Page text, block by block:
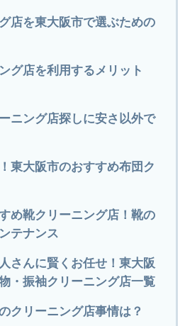
店を東大阪市で選ぶための
グ店を利用するメリット
ニング店探しに安さ以外で
東大阪市のおすすめ布団ク
め靴クリーニング店！靴の
テナンス
さんに賢くお任せ！東大阪
・振袖クリーニング店一覧
クリーニング店事情は？